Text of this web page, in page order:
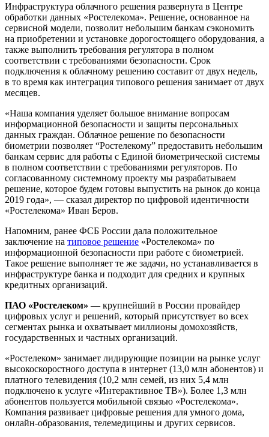
Инфраструктура облачного решения развернута в Центре
обработки данных «Ростелекома». Решение, основанное на
сервисной модели, позволит небольшим банкам сэкономить
на приобретении и установке дорогостоящего оборудования, а
также выполнить требования регулятора в полном
соответствии с требованиями безопасности. Срок
подключения к облачному решению составит от двух недель,
в то время как интеграция типового решения занимает от двух
месяцев.
«Наша компания уделяет большое внимание вопросам
информационной безопасности и защиты персональных
данных граждан. Облачное решение по безопасности
биометрии позволяет “Ростелекому” предоставить небольшим
банкам сервис для работы с Единой биометрической системы
в полном соответствии с требованиями регуляторов. По
согласованному системному проекту мы разрабатываем
решение, которое будем готовы выпустить на рынок до конца
2019 года», — сказал директор по цифровой идентичности
«Ростелекома» Иван Беров.
Напомним, ранее ФСБ России дала положительное
заключение на типовое решение «Ростелекома» по
информационной безопасности при работе с биометрией.
Такое решение выполняет те же задачи, но устанавливается в
инфраструктуре банка и подходит для средних и крупных
кредитных организаций.
ПАО «Ростелеком» — крупнейший в России провайдер
цифровых услуг и решений, который присутствует во всех
сегментах рынка и охватывает миллионы домохозяйств,
государственных и частных организаций.
«Ростелеком» занимает лидирующие позиции на рынке услуг
высокоскоростного доступа в интернет (13,0 млн абонентов) и
платного телевидения (10,2 млн семей, из них 5,4 млн
подключено к услуге «Интерактивное ТВ»). Более 1,3 млн
абонентов пользуется мобильной связью «Ростелекома».
Компания развивает цифровые решения для умного дома,
онлайн-образования, телемедицины и других сервисов.